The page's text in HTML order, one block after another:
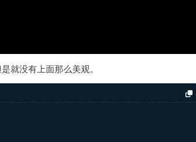
就没有上面那么美观。